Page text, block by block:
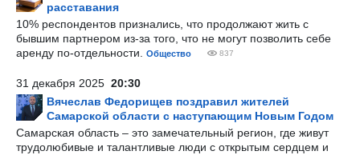
расставания
10% респондентов признались, что продолжают жить с
бывшим партнером из-за того, что не могут позволить себе
аренду по-отдельности.
Общество 837
31 декабря 2025 20:30
Вячеслав Федорищев поздравил жителей
Самарской области с наступающим Новым Годом
Самарская область – это замечательный регион, где живут
трудолюбивые и талантливые люди с открытым сердцем и